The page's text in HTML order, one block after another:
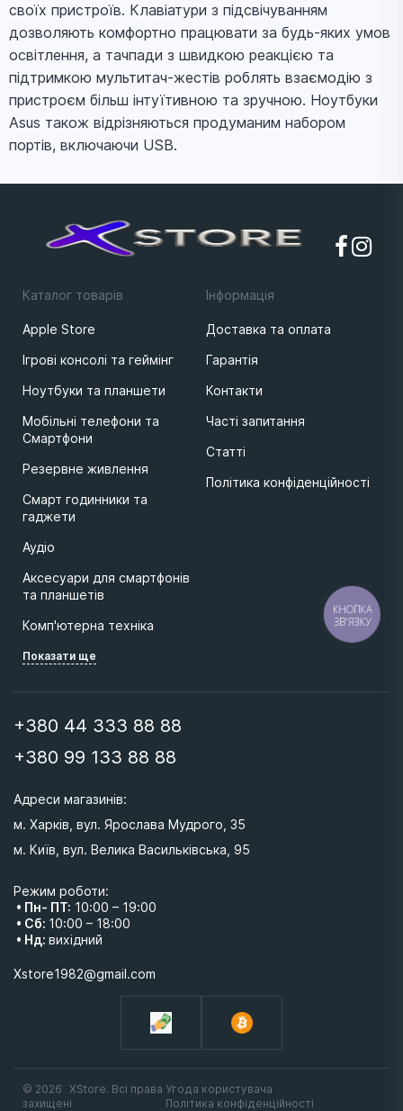
своїх пристроїв. Клавіатури з підсвічуванням
дозволяють комфортно працювати за будь-яких умов
освітлення, а тачпади з швидкою реакцією та
підтримкою мультитач-жестів роблять взаємодію з
пристроєм більш інтуїтивною та зручною. Ноутбуки
Asus також відрізняються продуманим набором
портів, включаючи USB.
Каталог товарів
Apple Store
Ігрові консолі та геймінг
Ноутбуки та планшети
Мобільні телефони та
Смартфони
Резервне живлення
Смарт годинники та
гаджети
Аудіо
Аксесуари для смартфонів
та планшетів
Комп'ютерна техніка
Показати ще
Iнформацiя
Доставка та оплата
Гарантія
Контакти
Часті запитання
Статті
Політика конфіденційності
+380 44 333 88 88
+380 99 133 88 88
Адреси магазинів:
м. Харків, вул. Ярослава Мудрого, 35
м. Київ, вул. Велика Васильківська, 95
Режим роботи:
• Пн- ПТ: 10:00 – 19:00
• Сб: 10:00 – 18:00
• Нд: вихідний
Xstore1982@gmail.com
Угода користувача
Політика конфіденційності
© 2026 XStore. Всі права
захищені
КНОПКА
ЗВ'ЯЗКУ